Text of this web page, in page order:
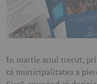
În martie anul trecut,
că municipalitatea a